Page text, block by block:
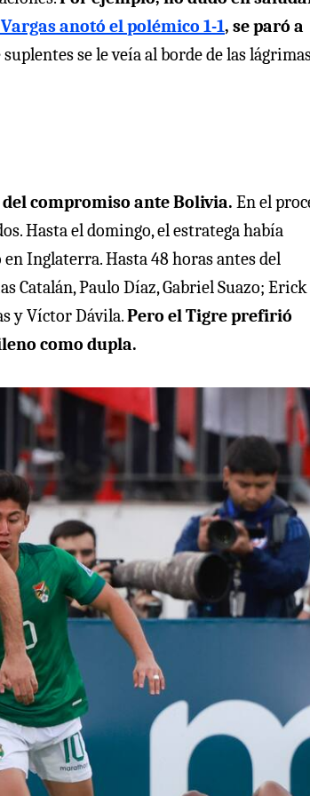
anotó el polémico 1-1, se paró a
se le veía al borde de las
compromiso ante Bolivia. En el
Hasta el domingo, el estratega había
Inglaterra. Hasta 48 horas antes del
Catalán, Paulo Díaz, Gabriel Suazo; Erick
y Víctor Dávila.Pero el Tigre prefirió
como dupla.